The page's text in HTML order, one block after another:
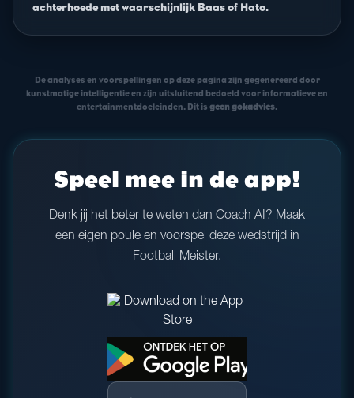
achterhoede met waarschijnlijk Baas of Hato.
De analyses en voorspellingen op deze pagina zijn gegenereerd door
kunstmatige intelligentie en zijn uitsluitend bedoeld voor informatieve en
entertainmentdoeleinden. Dit is geen gokadvies.
Speel mee in de app!
Denk jij het beter te weten dan Coach AI? Maak
een eigen poule en voorspel deze wedstrijd in
Football Meister.